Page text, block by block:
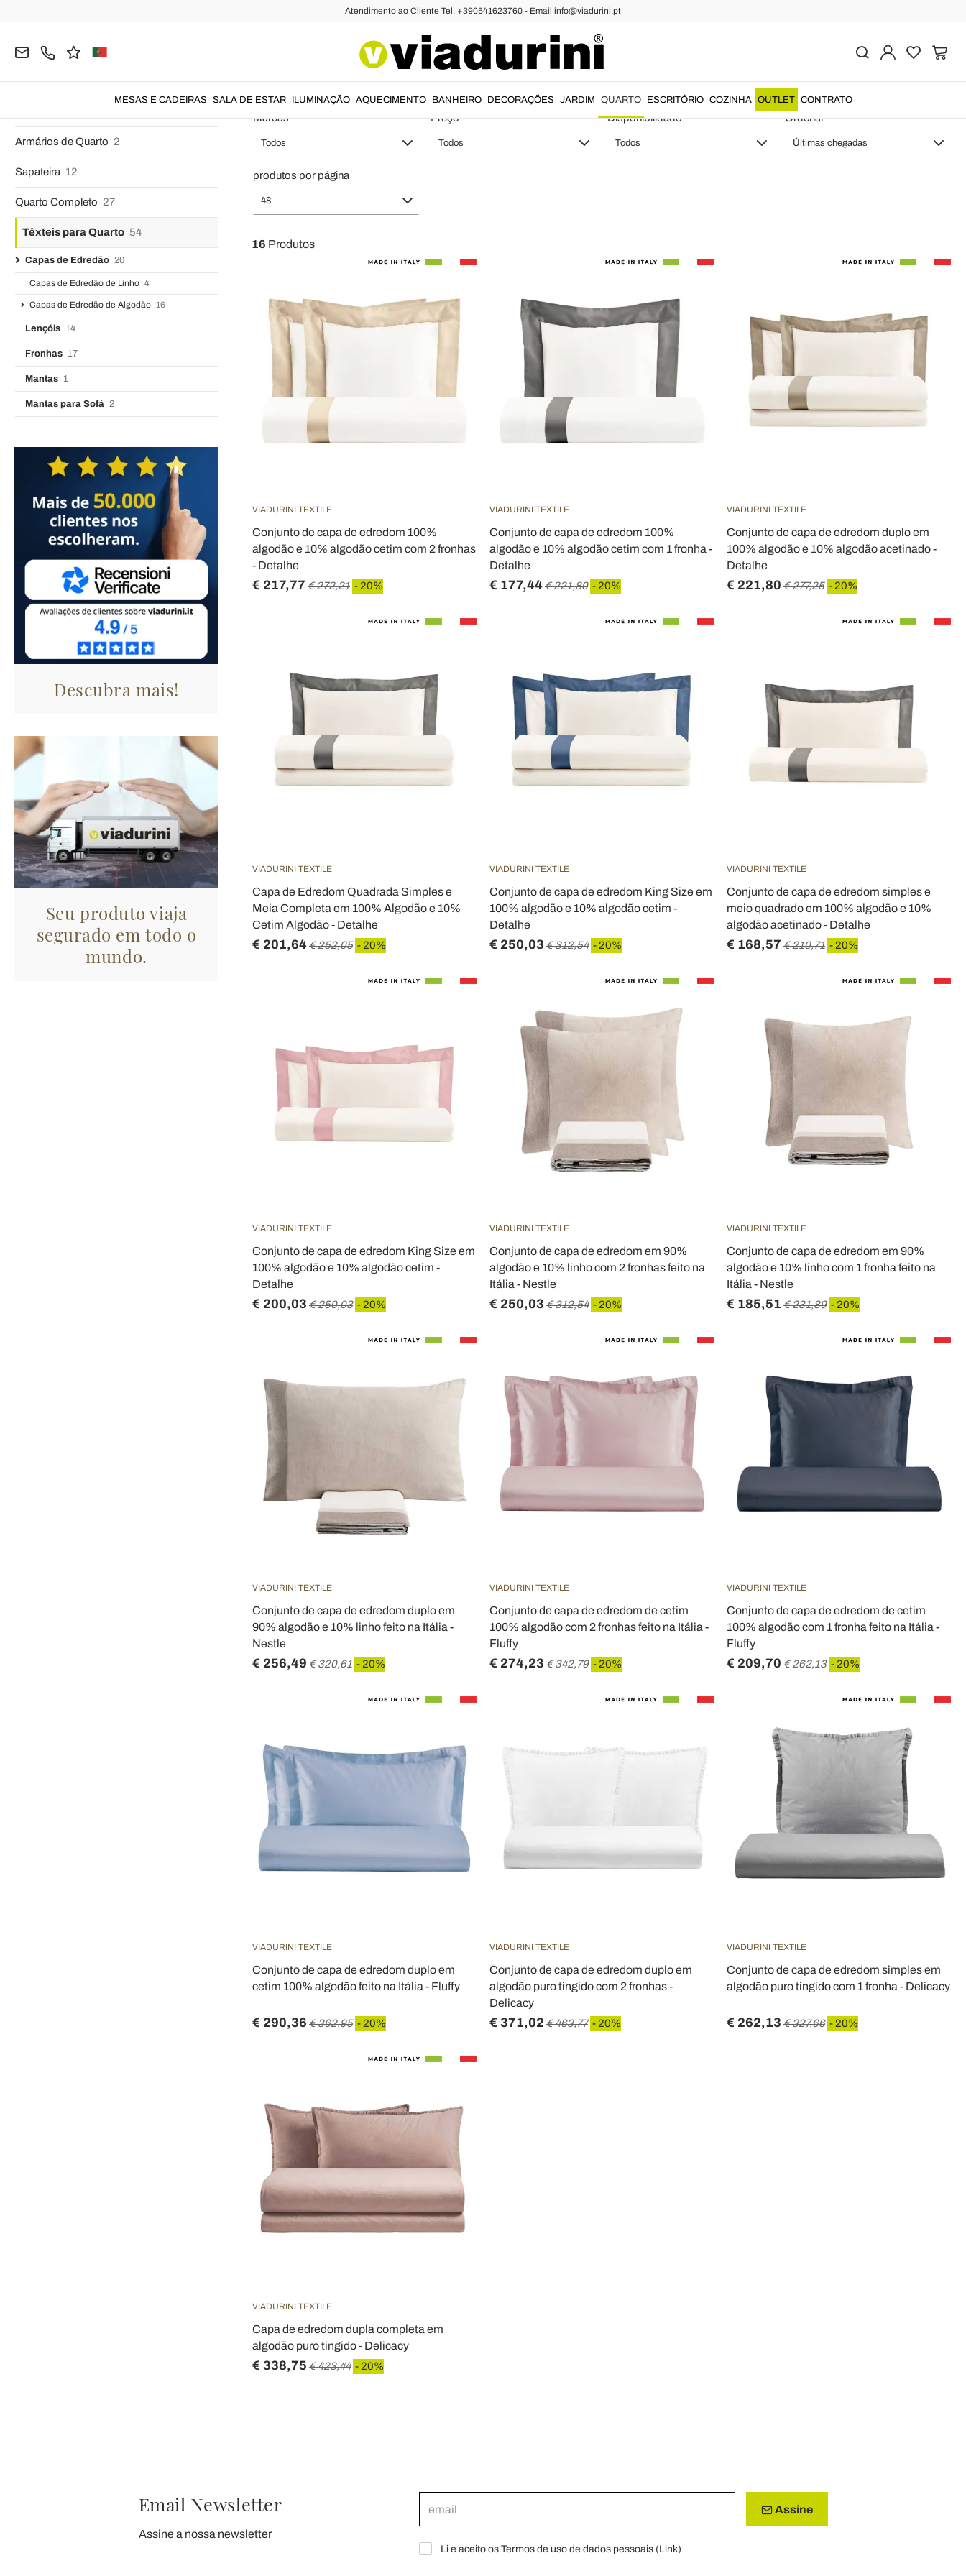
Atendimento ao Cliente Tel. +390541623760 - Email info@viadurini.pt
MESAS E CADEIRAS SALA DE ESTAR ILUMINAÇÃO AQUECIMENTO BANHEIRO DECORAÇÕES JARDIM QUARTO ESCRITÓRIO COZINHA OUTLET CONTRATO
Capas de Edredão de Algodão de Estilo e Qualidade Italianos - Algodão Têxtil
Almofadas 19
Cômodas 51
Armários de Quarto 2
Sapateira 12
Quarto Completo 27
Têxteis para Quarto 54
Capas de Edredão 20
Capas de Edredão de Linho 4
Capas de Edredão de Algodão 16
Lençóis 14
Fronhas 17
Mantas 1
Mantas para Sofá 2
Descubra mais!
Seu produto viaja
segurado em todo o
mundo.
Marcas
Todos
Preço
Todos
Disponibilidade
Todos
Ordenar
Últimas chegadas
produtos por página
48
16 Produtos
VIADURINI TEXTILE
Conjunto de capa de edredom 100%
algodão e 10% algodão cetim com 2 fronhas
- Detalhe
€ 217,77 € 272,21 - 20%
VIADURINI TEXTILE
Conjunto de capa de edredom 100%
algodão e 10% algodão cetim com 1 fronha -
Detalhe
€ 177,44€ 221,80 - 20%
VIADURINI TEXTILE
Conjunto de capa de edredom duplo em
100% algodão e 10% algodão acetinado -
Detalhe
€ 221,80 € 277,25 - 20%
VIADURINI TEXTILE
Capa de Edredom Quadrada Simples e
Meia Completa em 100% Algodão e 10%
Cetim Algodão - Detalhe
€ 201,64€ 252,05 - 20%
VIADURINI TEXTILE
Conjunto de capa de edredom King Size em
100% algodão e 10% algodão cetim -
Detalhe
€ 250,03 € 312,54 - 20%
VIADURINI TEXTILE
Conjunto de capa de edredom simples e
meio quadrado em 100% algodão e 10%
algodão acetinado - Detalhe
€ 168,57 € 210,71 - 20%
VIADURINI TEXTILE
Conjunto de capa de edredom King Size em
100% algodão e 10% algodão cetim -
Detalhe
€ 200,03 € 250,03 - 20%
VIADURINI TEXTILE
Conjunto de capa de edredom em 90%
algodão e 10% linho com 2 fronhas feito na
Itália - Nestle
€ 250,03 € 312,54 - 20%
VIADURINI TEXTILE
Conjunto de capa de edredom em 90%
algodão e 10% linho com 1 fronha feito na
Itália - Nestle
€ 185,51 € 231,89 - 20%
VIADURINI TEXTILE
Conjunto de capa de edredom duplo em
90% algodão e 10% linho feito na Itália -
Nestle
€ 256,49 € 320,61 - 20%
VIADURINI TEXTILE
Conjunto de capa de edredom de cetim
100% algodão com 2 fronhas feito na Itália -
Fluffy
€ 274,23 € 342,79 - 20%
VIADURINI TEXTILE
Conjunto de capa de edredom de cetim
100% algodão com 1 fronha feito na Itália -
Fluffy
€ 209,70 € 262,13 - 20%
VIADURINI TEXTILE
Conjunto de capa de edredom duplo em
cetim 100% algodão feito na Itália - Fluffy
€ 290,36 € 362,95 - 20%
VIADURINI TEXTILE
Conjunto de capa de edredom duplo em
algodão puro tingido com 2 fronhas -
Delicacy
€ 371,02 € 463,77 - 20%
VIADURINI TEXTILE
Conjunto de capa de edredom simples em
algodão puro tingido com 1 fronha - Delicacy
€ 262,13 € 327,66 - 20%
VIADURINI TEXTILE
Capa de edredom dupla completa em
algodão puro tingido - Delicacy
€ 338,75 € 423,44 - 20%
Email Newsletter
Assine a nossa newsletter
Assine
Li e aceito os Termos de uso de dados pessoais (Link)